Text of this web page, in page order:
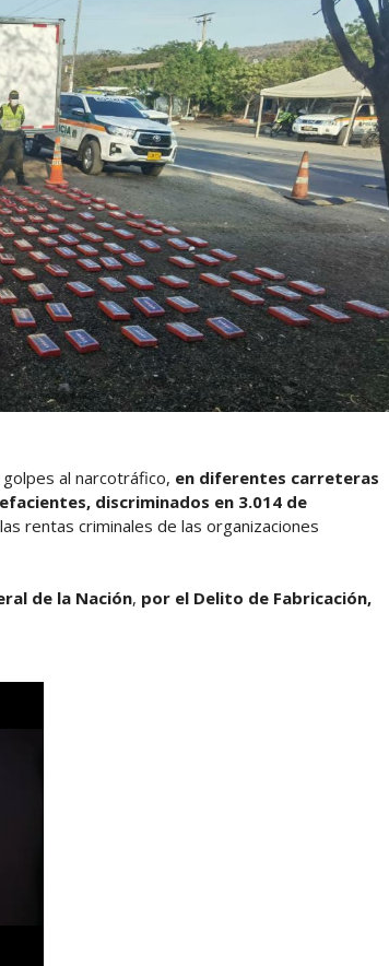
al narcotráfico, en diferentes carreteras
discriminados en 3.014 de
rentas criminales de las organizaciones
de la Nación, por el Delito de Fabricación,